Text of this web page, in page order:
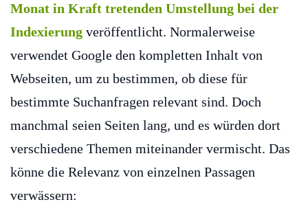
Monat in Kraft tretenden Umstellung bei der
Indexierung veröffentlicht. Normalerweise
verwendet Google den kompletten Inhalt von
Webseiten, um zu bestimmen, ob diese für
bestimmte Suchanfragen relevant sind. Doch
manchmal seien Seiten lang, und es würden dort
verschiedene Themen miteinander vermischt. Das
könne die Relevanz von einzelnen Passagen
verwässern: